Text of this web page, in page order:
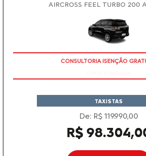
AIRCROSS FEEL TURBO 200
CONSULTORIA ISENÇÃO
TAXISTAS
De: R$ 119.990,00
R$